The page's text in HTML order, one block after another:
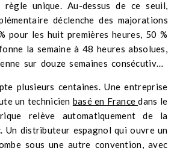
unique. Au-dessus de ce seuil,
déclenche des majorations
pour les huit premières heures, 50 %
la semaine à 48 heures absolues,
sur douze semaines consécutives.
premier contrôle. La loi ne pose que le
conventions collectives de branche
leurs propres règles sur le forfait-
et les modalités de rupture.
plusieurs centaines. Une entreprise
un technicien basé en Francedans le
relève automatiquement de la
Un distributeur espagnol qui ouvre un
sous une autre convention, avec